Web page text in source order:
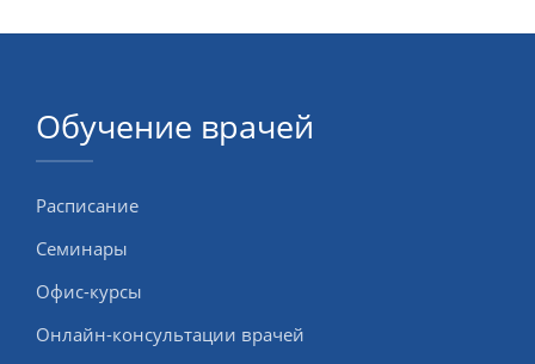
ЛЕЧЕБНАЯ ДЕЯТЕЛЬНОСТЬ
Обучение врачей
Расписание
Семинары
Офис-курсы
Онлайн-консультации врачей